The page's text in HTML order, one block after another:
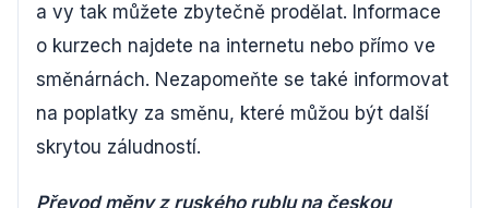
a vy tak můžete zbytečně prodělat. Informace
o kurzech najdete na internetu nebo přímo ve
směnárnách. Nezapomeňte se také informovat
na poplatky za směnu, které můžou být další
skrytou záludností.
Převod měny z ruského rublu na českou